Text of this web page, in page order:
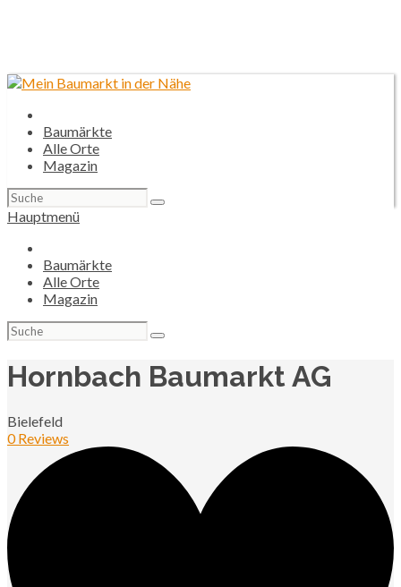
Baumärkte
Alle Orte
Magazin
Suchen
nach:
Hauptmenü
Baumärkte
Alle Orte
Magazin
Suchen
nach:
Hornbach Baumarkt AG
Bielefeld
0 Reviews